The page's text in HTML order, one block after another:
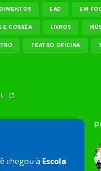
EAD EM
CORRÊA LIVROS
TEATRO OFICINA
chegou à Escola